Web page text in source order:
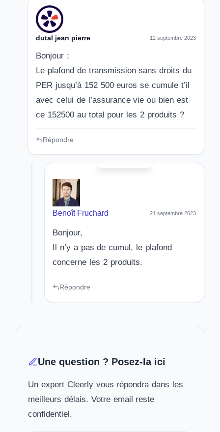
dutal jean pierre 12 septembre 2023
Bonjour ;
Le plafond de transmission sans droits du
PER jusqu’à 152 500 euros se cumule t’il
avec celui de l’assurance vie ou bien est
ce 152500 au total pour les 2 produits ?
Répondre
Benoît Fruchard 21 septembre 2023
Bonjour,
Il n’y a pas de cumul, le plafond
concerne les 2 produits.
Répondre
Une question ? Posez-la ici
Un expert Cleerly vous répondra dans les
meilleurs délais. Votre email reste
confidentiel.